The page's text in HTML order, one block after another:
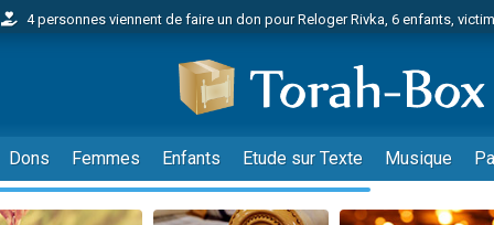
4 personnes viennent de faire un don pour Reloger Rivka, 6 enfants,
17 personnes viennent de demander une bénédiction
4 personnes viennent de nous rejoindre sur WhatsApp
Il reste 49 places pour étudier en groupe sur Zoom
23 personnes viennent de faire un don pour Diane, 80 ans, dans un
Eva vient de donner son Maasser
Dons Femmes Enfants Etude sur Texte Musique